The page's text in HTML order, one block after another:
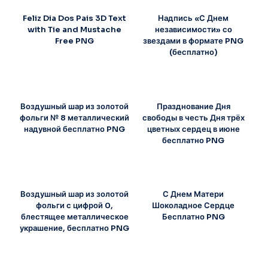
Feliz Dia Dos Pais 3D Text
with Tie and Mustache
Free PNG
Надпись «С Днем
независимости» со
звездами в формате PNG
(бесплатно)
Воздушный шар из золотой
фольги № 8 металлический
надувной бесплатно PNG
Празднование Дня
свободы в честь Дня трёх
цветных сердец в июне
бесплатно PNG
Воздушный шар из золотой
фольги с цифрой 0,
блестящее металлическое
украшение, бесплатно PNG
С Днем Матери
Шоколадное Сердце
Бесплатно PNG